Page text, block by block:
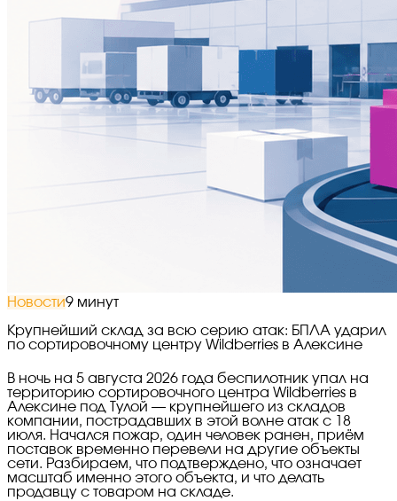
Новости9 минут
Крупнейший склад за всю серию атак: БПЛА ударил
по сортировочному центру Wildberries в Алексине
В ночь на 5 августа 2026 года беспилотник упал на
территорию сортировочного центра Wildberries в
Алексине под Тулой — крупнейшего из складов
компании, пострадавших в этой волне атак с 18
июля. Начался пожар, один человек ранен, приём
поставок временно перевели на другие объекты
сети. Разбираем, что подтверждено, что означает
масштаб именно этого объекта, и что делать
продавцу с товаром на складе.